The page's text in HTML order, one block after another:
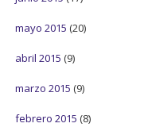
mayo 2015 (20)
abril 2015 (9)
marzo 2015 (9)
febrero 2015 (8)